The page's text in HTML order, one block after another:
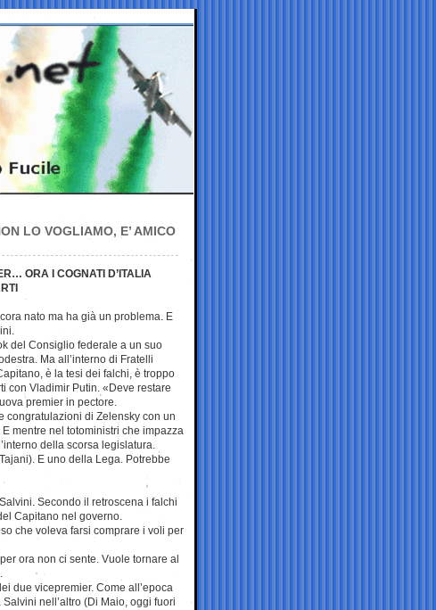
LO VOGLIAMO, E’ AMICO
ORA I COGNATI D’ITALIA
nato ma ha già un problema. E
del Consiglio federale a un suo
Ma all’interno di Fratelli
è la tesi dei falchi, è troppo
con Vladimir Putin. «Deve restare
premier in pectore.
congratulazioni di Zelensky con un
mentre nel totoministri che impazza
della scorsa legislatura.
E uno della Lega. Potrebbe
Secondo il retroscena i falchi
Capitano nel governo.
che voleva farsi comprare i voli per
ora non ci sente. Vuole tornare al
due vicepremier. Come all’epoca
nell’altro (Di Maio, oggi fuori